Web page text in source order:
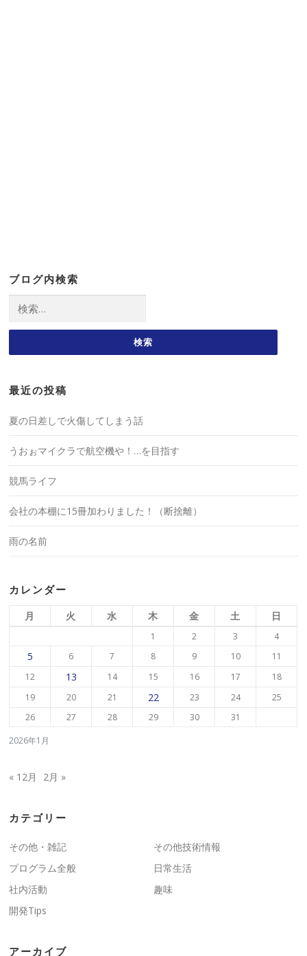
ブログ内検索
索:
最近の投稿
夏の日差しで火傷してしまう話
うおぉマイクラで航空機や！…を目指す
競馬ライフ
会社の本棚に15冊加わりました！（断捨離）
雨の名前
カレンダー
2026年1月
月 火 水 木 金 土 日
1 2 3 4
5 6 7 8 9 10
11
12
13 14 15 16 17
18
19
20 21 22 23 24
25
26
27 28 29 30 31
« 12月 2月 »
カテゴリー
その他・雑記
その他技術情報
プログラム全般
日常生活
社内活動
趣味
開発Tips
アーカイブ